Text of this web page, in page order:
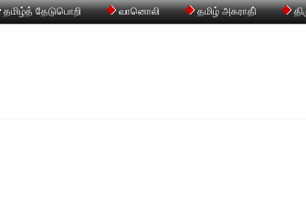
தமிழ்த் தேடுபொறி வானொலி தமிழ் அகராதி்